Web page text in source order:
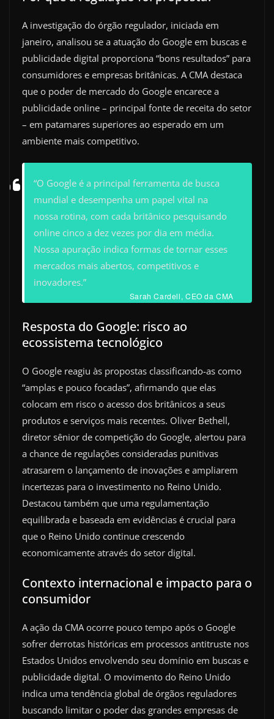
A investigação do órgão regulador, iniciada em
janeiro, analisou se a atuação do Google em buscas e
publicidade digital proporciona “bons resultados” para
consumidores e empresas britânicas. A CMA destaca
que o poder de mercado do Google encarece a
publicidade online – principal fonte de receita do setor
– em patamares superiores ao esperado em um
ambiente mais competitivo.
“O Google é a principal ferramenta de busca
mundial e desempenha um papel vital na
nossa rotina, com cada britânico pesquisando
online cinco a dez vezes por dia em média.
Nossa apuração indica formas de tornar esses
mercados mais abertos, competitivos e
inovadores.”
Sarah Cardell, CEO da CMA
Resposta do Google: risco ao
ecossistema tecnológico
O Google reagiu às propostas classificando-as como
“amplas e pouco focadas”, afirmando que elas
colocam em risco o acesso dos britânicos a seus
produtos e serviços mais recentes. Oliver Bethell,
diretor sênior de competição do Google, alertou para
a chance de regulações consideradas punitivas
atrasarem o lançamento de inovações e ampliarem
incertezas para o investimento no Reino Unido.
Destacou também que uma regulamentação
equilibrada e baseada em evidências é crucial para
que o Reino Unido continue crescendo
economicamente através do setor digital.
Contexto internacional e impacto para o
consumidor
A ação da CMA ocorre pouco tempo após o Google
sofrer derrotas históricas em processos antitruste nos
Estados Unidos envolvendo seu domínio em buscas e
publicidade digital. O movimento do Reino Unido
indica uma tendência global de órgãos reguladores
buscando limitar o poder das grandes empresas de